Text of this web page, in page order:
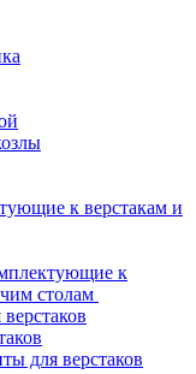
к верстакам и
к
столам
для верстаков